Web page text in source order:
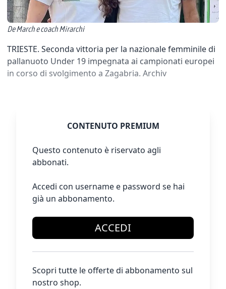
De March e coach Mirarchi
TRIESTE. Seconda vittoria per la nazionale femminile di
pallanuoto Under 19 impegnata ai campionati europei
in corso di svolgimento a Zagabria. Archiv
CONTENUTO PREMIUM
Questo contenuto è riservato agli
abbonati.
Accedi con username e password se hai
già un abbonamento.
ACCEDI
Scopri tutte le offerte di abbonamento sul
nostro shop.